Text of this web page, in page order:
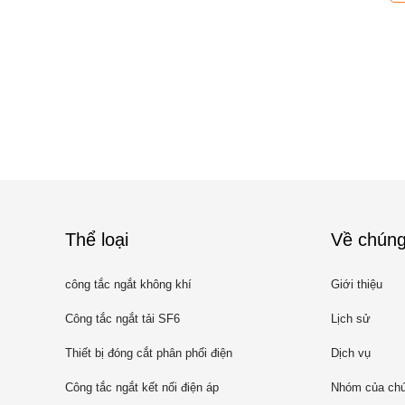
Thể loại
công tắc ngắt không khí
Công tắc ngắt tải SF6
Thiết bị đóng cắt phân phối điện
Công tắc ngắt kết nối điện áp
Về
Giới thiệu
Lịch sử
Dịch vụ
Nhóm của